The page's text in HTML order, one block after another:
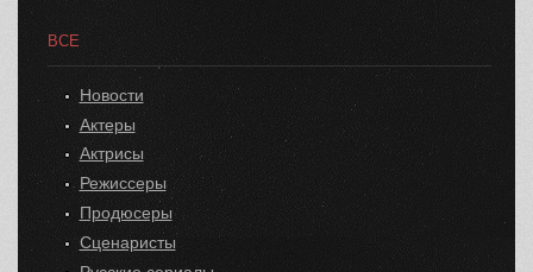
ВСЕ
Новости
Актеры
Актрисы
Режиссеры
Продюсеры
Сценаристы